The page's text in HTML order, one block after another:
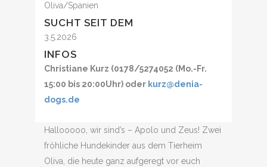
Oliva/Spanien
SUCHT SEIT DEM
3.5.2026
INFOS
Christiane Kurz (0178/5274052 (Mo.-Fr.
15:00 bis 20:00Uhr) oder kurz@denia-
dogs.de
Hallooooo, wir sind’s – Apolo und Zeus! Zwei
fröhliche Hundekinder aus dem Tierheim
Oliva, die heute ganz aufgeregt vor euch